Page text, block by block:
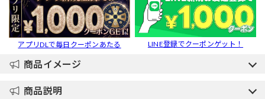
アプリDLで毎日クーポンあたる LINE登録でクーポンゲット！
商品イメージ
商品説明